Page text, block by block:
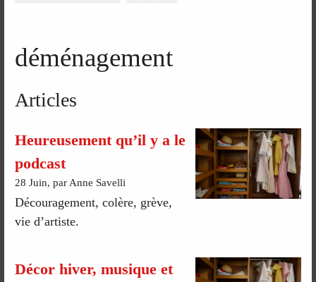
déménagement
Articles
Heureusement qu’il y a le
podcast
28 Juin, par Anne Savelli
Découragement, colère, grève,
vie d’artiste.
Décor hiver, musique et